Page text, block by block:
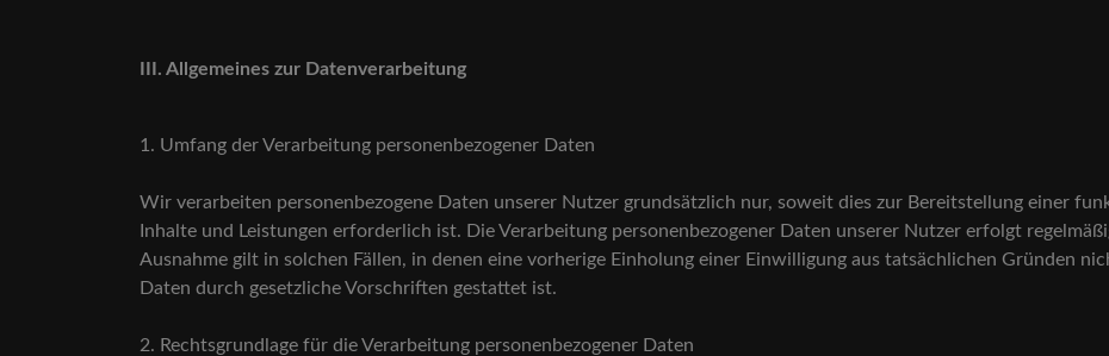
III. Allgemeines zur Datenverarbeitung
1. Umfang der Verarbeitung personenbezogener Daten
Wir verarbeiten personenbezogene Daten unserer Nutzer grundsätzlich nur, soweit dies zur Bereitstellung einer
Inhalte und Leistungen erforderlich ist. Die Verarbeitung personenbezogener Daten unserer Nutzer erfolgt
Ausnahme gilt in solchen Fällen, in denen eine vorherige Einholung einer Einwilligung aus tatsächlichen Gründen
Daten durch gesetzliche Vorschriften gestattet ist.
2. Rechtsgrundlage für die Verarbeitung personenbezogener Daten